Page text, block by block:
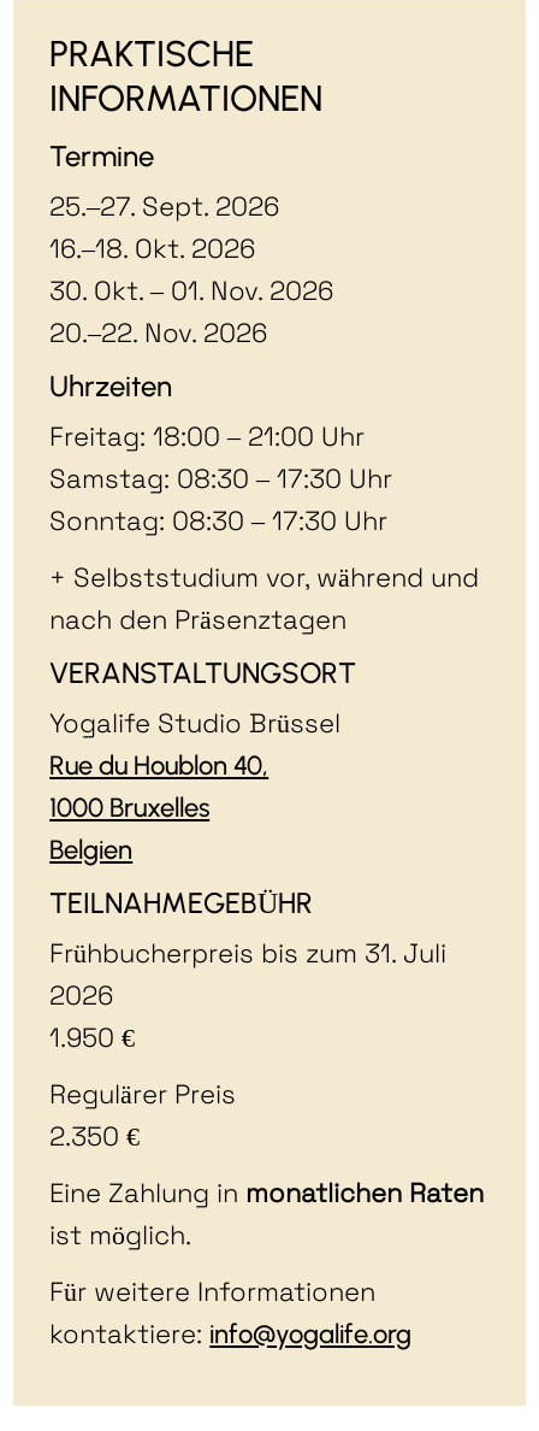
PRAKTISCHE
INFORMATIONEN
Termine
25.–27. Sept. 2026
16.–18. Okt. 2026
30. Okt. – 01. Nov. 2026
20.–22. Nov. 2026
Uhrzeiten
Freitag: 18:00 – 21:00 Uhr
Samstag: 08:30 – 17:30 Uhr
Sonntag: 08:30 – 17:30 Uhr
+ Selbststudium vor, während und
nach den Präsenztagen
VERANSTALTUNGSORT
Yogalife Studio Brüssel
Rue du Houblon 40,
1000 Bruxelles
Belgien
TEILNAHMEGEBÜHR
Frühbucherpreis bis zum 31. Juli
2026
1.950 €
Regulärer Preis
2.350 €
Eine Zahlung in monatlichen Raten
ist möglich.
Für weitere Informationen
kontaktiere: info@yogalife.org